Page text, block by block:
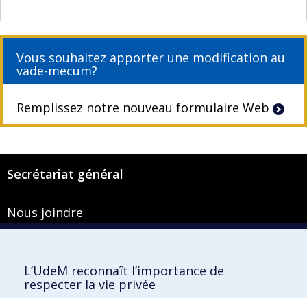
Vous souhaitez apporter une modification au
vade-mecum?
Remplissez notre nouveau formulaire Web
Secrétariat général
Nous joindre
Montréal (Québec) H3T 1J4
Courriel :secretariat-general@umontreal.ca
L’UdeM reconnaît l’importance de
respecter la vie privée